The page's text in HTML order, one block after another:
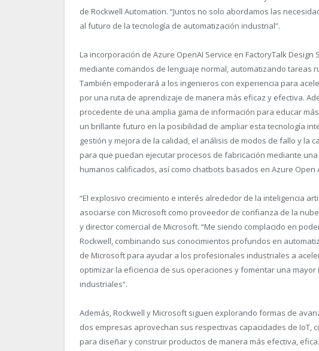
de Rockwell Automation. “Juntos no solo abordamos las
al futuro de la tecnología de automatización industrial”.
La incorporación de Azure OpenAI Service en FactoryTalk
mediante comandos de lenguaje normal, automatizando tareas
También empoderará a los ingenieros con experiencia para
por una ruta de aprendizaje de manera más eficaz y efectiva.
procedente de una amplia gama de información para educar
un brillante futuro en la posibilidad de ampliar esta tecnología
gestión y mejora de la calidad, el análisis de modos de fallo y la
para que puedan ejecutar procesos de fabricación mediante
humanos calificados, así como chatbots basados en Azure Open
“El explosivo crecimiento e interés alrededor de la inteligencia
asociarse con Microsoft como proveedor de confianza de la
y director comercial de Microsoft. “Me siendo complacido en
Rockwell, combinando sus conocimientos profundos en
de Microsoft para ayudar a los profesionales industriales a
optimizar la eficiencia de sus operaciones y fomentar una
industriales”.
Además, Rockwell y Microsoft siguen explorando formas de
dos empresas aprovechan sus respectivas capacidades de IoT,
para diseñar y construir productos de manera más efectiva,